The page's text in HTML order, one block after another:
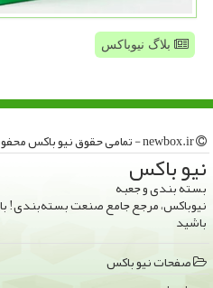
بلاگ نیوباکس
نیو باكس
بسته بندی و جعبه
نیوباکس، مرجع جامع صنعت بسته‌بندی!
باشید
صفحات نیو باكس